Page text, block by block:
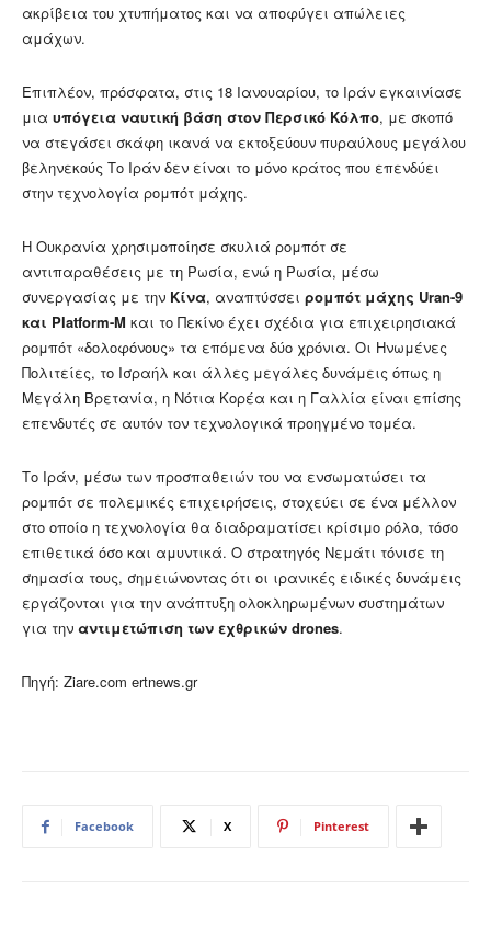
ακρίβεια του χτυπήματος και να αποφύγει απώλειες
αμάχων.
Επιπλέον, πρόσφατα, στις 18 Ιανουαρίου, το Ιράν εγκαινίασε
μια υπόγεια ναυτική βάση στον Περσικό Κόλπο, με σκοπό
να στεγάσει σκάφη ικανά να εκτοξεύουν πυραύλους μεγάλου
βεληνεκούς Το Ιράν δεν είναι το μόνο κράτος που επενδύει
στην τεχνολογία ρομπότ μάχης.
Η Ουκρανία χρησιμοποίησε σκυλιά ρομπότ σε
αντιπαραθέσεις με τη Ρωσία, ενώ η Ρωσία, μέσω
συνεργασίας με την Κίνα, αναπτύσσει ρομπότ μάχης Uran-9
και Platform-M και το Πεκίνο έχει σχέδια για επιχειρησιακά
ρομπότ «δολοφόνους» τα επόμενα δύο χρόνια. Οι Ηνωμένες
Πολιτείες, το Ισραήλ και άλλες μεγάλες δυνάμεις όπως η
Μεγάλη Βρετανία, η Νότια Κορέα και η Γαλλία είναι επίσης
επενδυτές σε αυτόν τον τεχνολογικά προηγμένο τομέα.
Το Ιράν, μέσω των προσπαθειών του να ενσωματώσει τα
ρομπότ σε πολεμικές επιχειρήσεις, στοχεύει σε ένα μέλλον
στο οποίο η τεχνολογία θα διαδραματίσει κρίσιμο ρόλο, τόσο
επιθετικά όσο και αμυντικά. Ο στρατηγός Νεμάτι τόνισε τη
σημασία τους, σημειώνοντας ότι οι ιρανικές ειδικές δυνάμεις
εργάζονται για την ανάπτυξη ολοκληρωμένων συστημάτων
για την αντιμετώπιση των εχθρικών drones.
Πηγή: Ziare.com ertnews.gr
Facebook X Pinterest